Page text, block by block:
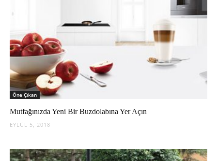
Öne Çıkan
Mutfağınızda Yeni Bir Buzdolabına Yer Açın
EYLÜL 5, 2018